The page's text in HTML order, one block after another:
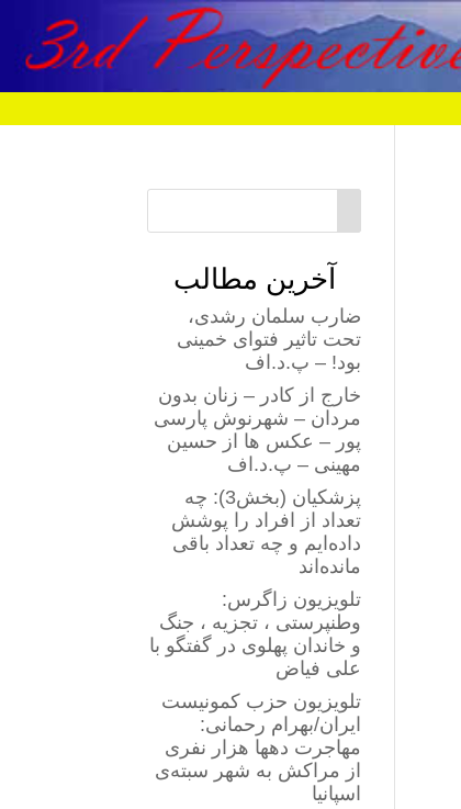
آخرین مطالب
ضارب سلمان رشدی،
تحت تاثیر فتوای خمینی
بود! – پ.د.اف
خارج از کادر – زنان بدون
مردان – شهرنوش پارسی
پور – عکس ها از حسین
مهینی – پ.د.اف
پزشکیان (بخش3): چه
تعداد از افراد را پوشش
داده‌ایم و چه تعداد باقی
مانده‌اند
تلویزیون زاگرس:
وطنپرستی ، تجزیه ، جنگ
و خاندان پهلوی در گفتگو با
علی فیاض
تلویزیون حزب کمونیست
ایران/بهرام رحمانی:
مهاجرت دهها هزار نفری
از مراکش به شهر سبته‌ی
اسپانیا